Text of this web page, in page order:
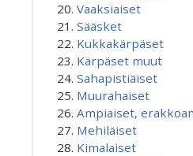
Vaaksiaiset
Sääsket
Kukkakärpäset
Kärpäset muut
Sahapistiäiset
Muurahaiset
Ampiaiset,
Mehiläiset
Kimalaiset